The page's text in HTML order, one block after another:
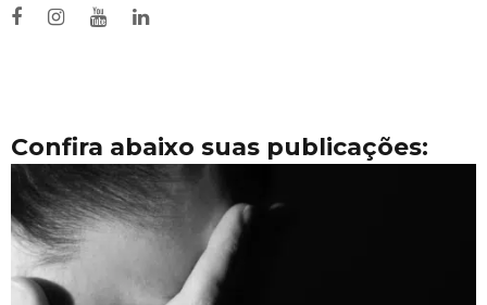
Confira abaixo suas publicações: